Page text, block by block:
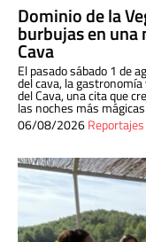
Dominio de la
burbujas en una
Cava
El pasado sábado 1 de
del cava, la
del Cava, una cita que
las noches más
06/08/2026Reportajes